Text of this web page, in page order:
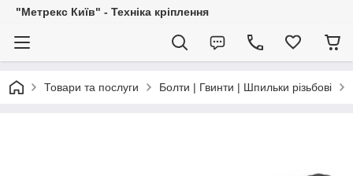
"Метрекс Київ" - Техніка кріплення
Товари та послуги Болти | Гвинти | Шпильки різьбові